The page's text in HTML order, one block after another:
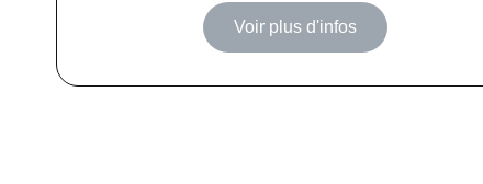
Voir plus d'infos